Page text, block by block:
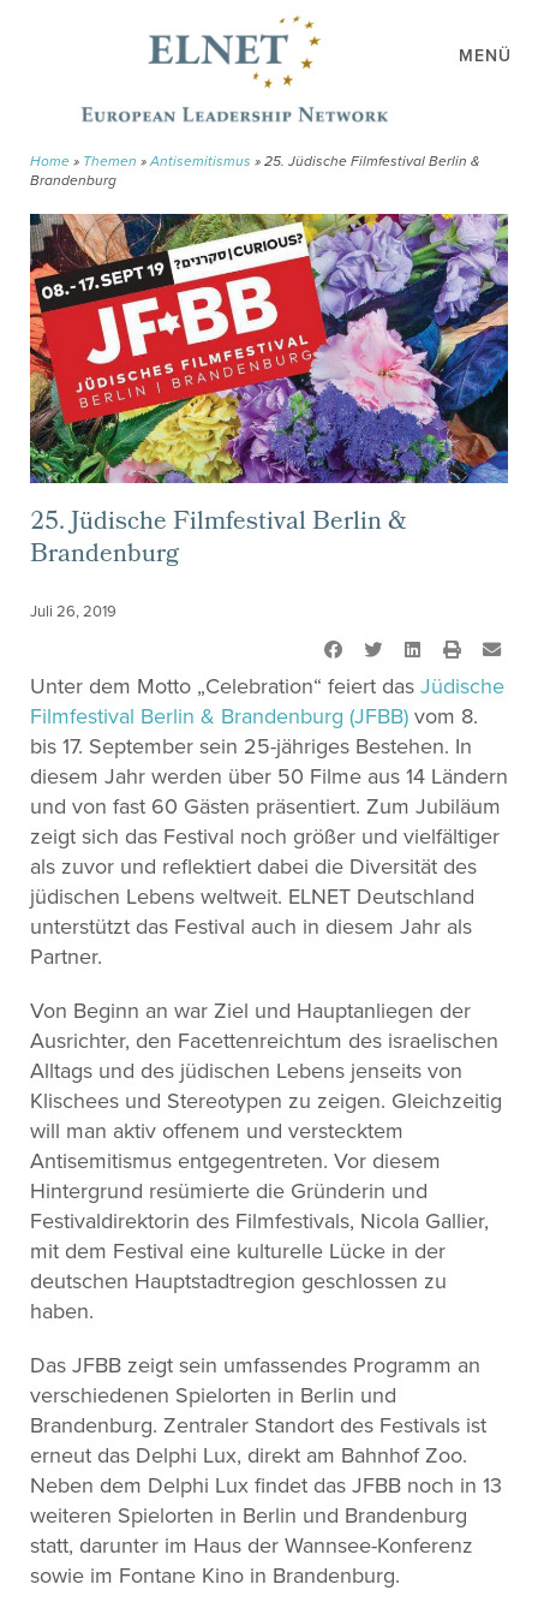
MENÜ
Home » Themen »Antisemitismus » 25. Jüdische Filmfestival Berlin &
Brandenburg
25. Jüdische Filmfestival Berlin &
Brandenburg
Juli 26, 2019
Unter dem Motto „Celebration“ feiert das Jüdische
Filmfestival Berlin & Brandenburg (JFBB) vom 8.
bis 17. September sein 25-jähriges Bestehen. In
diesem Jahr werden über 50 Filme aus 14 Ländern
und von fast 60 Gästen präsentiert. Zum Jubiläum
zeigt sich das Festival noch größer und vielfältiger
als zuvor und reflektiert dabei die Diversität des
jüdischen Lebens weltweit. ELNET Deutschland
unterstützt das Festival auch in diesem Jahr als
Partner.
Von Beginn an war Ziel und Hauptanliegen der
Ausrichter, den Facettenreichtum des israelischen
Alltags und des jüdischen Lebens jenseits von
Klischees und Stereotypen zu zeigen. Gleichzeitig
will man aktiv offenem und verstecktem
Antisemitismus entgegentreten. Vor diesem
Hintergrund resümierte die Gründerin und
Festivaldirektorin des Filmfestivals, Nicola Gallier,
mit dem Festival eine kulturelle Lücke in der
deutschen Hauptstadtregion geschlossen zu
haben.
Das JFBB zeigt sein umfassendes Programm an
verschiedenen Spielorten in Berlin und
Brandenburg. Zentraler Standort des Festivals ist
erneut das Delphi Lux, direkt am Bahnhof Zoo.
Neben dem Delphi Lux findet das JFBB noch in 13
weiteren Spielorten in Berlin und Brandenburg
statt, darunter im Haus der Wannsee-Konferenz
sowie im Fontane Kino in Brandenburg.